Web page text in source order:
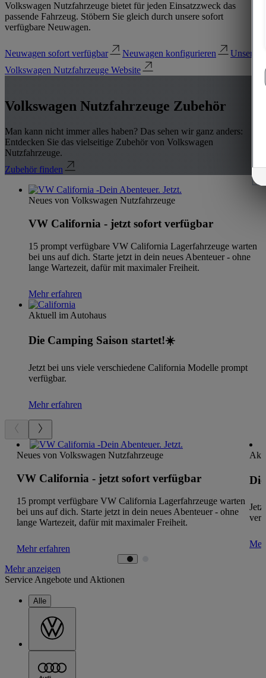
Volkswagen Nutzfahrzeuge bietet für jeden Einsatzzweck das
passende Fahrzeug. Stöbern Sie gleich durch unsere sofort
verfügbare Neuwagen.
Neuwagen sofort verfügbar Neuwagen konfigurieren
Unsere
Volkswagen Nutzfahrzeuge Website
Volkswagen Nutzfahrzeuge Zubehör
Man kann nicht immer alles haben? Das sehen wir ganz anders:
Entdecken Sie das vielseitige Zubehör von Volkswagen
Nutzfahrzeuge.
Zubehör finden
Neues von Volkswagen Nutzfahrzeuge
VW California - jetzt sofort verfügbar
15 prompt verfügbare VW California Lagerfahrzeuge warten
bei uns auf dich. Starte jetzt in dein neues Abenteuer - ohne
lange Wartezeit, dafür mit maximaler Freiheit.
Mehr erfahren
Aktuell im Autohaus
Die Camping Saison startet!☀️
Jetzt bei uns viele verschiedene California Modelle prompt
verfügbar.
Mehr erfahren
Neues von Volkswagen Nutzfahrzeuge
VW California - jetzt sofort verfügbar
15 prompt verfügbare VW California Lagerfahrzeuge warten
bei uns auf dich. Starte jetzt in dein neues Abenteuer - ohne
lange Wartezeit, dafür mit maximaler Freiheit.
Mehr erfahren
Mehr anzeigen
Service Angebote und Aktionen
Alle